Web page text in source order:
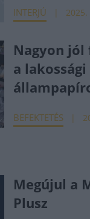
INTERJÚ
Nagyon jól
a lakossági
BEFEKTETÉS
Megújul a
Plusz